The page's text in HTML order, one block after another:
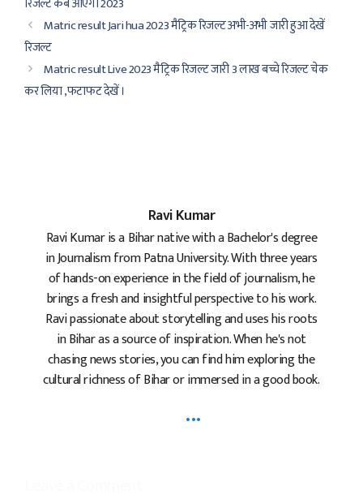
Matric result Jari hua 2023 मैट्रिक रिजल्ट अभी-अभी जारी हुआ देखें
रिजल्ट
Matric result Live 2023 मैट्रिक रिजल्ट जारी 3 लाख बच्चे रिजल्ट चेक
कर लिया ,फटाफट देखें ।
Ravi Kumar
Ravi Kumar is a Bihar native with a Bachelor's degree
in Journalism from Patna University. With three years
of hands-on experience in the field of journalism, he
brings a fresh and insightful perspective to his work.
Ravi passionate about storytelling and uses his roots
in Bihar as a source of inspiration. When he's not
chasing news stories, you can find him exploring the
cultural richness of Bihar or immersed in a good book.
...